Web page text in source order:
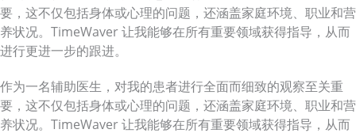
要，这不仅包括身体或心理的问题，还涵盖家庭环境、职业和营
养状况。TimeWaver 让我能够在所有重要领域获得指导，从而
进行更进一步的跟进。
作为一名辅助医生，对我的患者进行全面而细致的观察至关重
要，这不仅包括身体或心理的问题，还涵盖家庭环境、职业和营
养状况。TimeWaver 让我能够在所有重要领域获得指导，从而